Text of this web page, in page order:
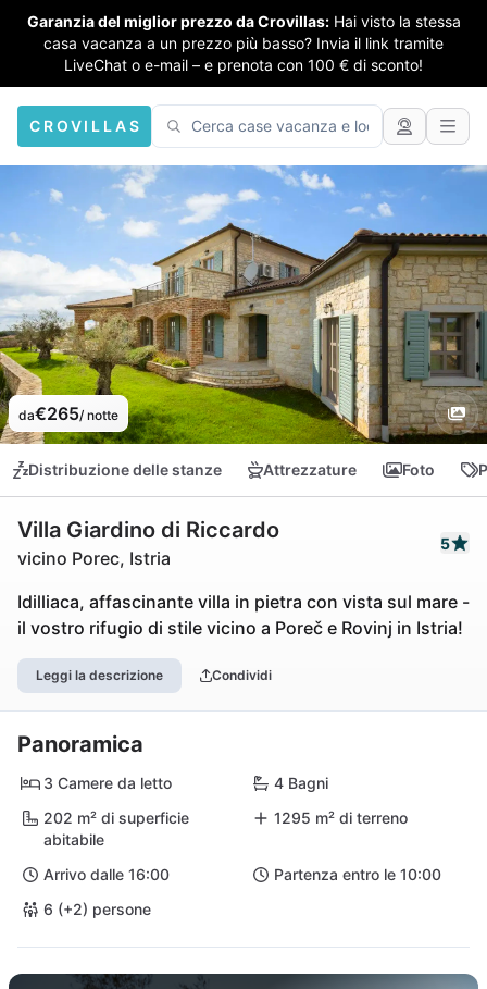
Garanzia del miglior prezzo da Crovillas: Hai visto la stessa
casa vacanza a un prezzo più basso? Invia il link tramite
LiveChat o e-mail – e prenota con 100 € di sconto!
CROVILLAS
da€265/ notte
Distribuzione delle stanze Attrezzature Foto
Villa Giardino di Riccardo
vicino Porec, Istria
5
Idilliaca, affascinante villa in pietra con vista sul mare -
il vostro rifugio di stile vicino a Poreč e Rovinj in Istria!
Leggi la descrizione Condividi
Panoramica
3 Camere da letto
4 Bagni
202 m² di superficie
abitabile
1295 m² di terreno
Arrivo dalle 16:00
Partenza entro le 10:00
6 (+2) persone